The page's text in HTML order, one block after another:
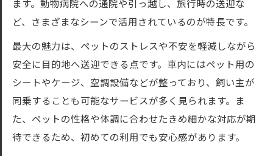
ます。動物病院への通院や引っ越し、旅行時の送迎な
ど、さまざまなシーンで活用されているのが特長です。
最大の魅力は、ペットのストレスや不安を軽減しながら
安全に目的地へ送迎できる点です。車内にはペット用の
シートやケージ、空調設備などが整っており、飼い主が
同乗することも可能なサービスが多く見られます。ま
た、ペットの性格や体調に合わせたきめ細かな対応が期
待できるため、初めての利用でも安心感があります。